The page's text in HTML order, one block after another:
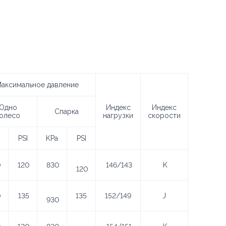
давление
Индекс
нагрузки
Индекс
скорости
Спарка
PSI KPa PSI
120 830 120 146/143 K
135 930 135 152/149 J